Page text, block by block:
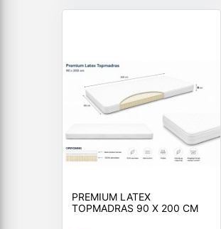
PREMIUM LATEX
TOPMADRAS 90 X 200 CM